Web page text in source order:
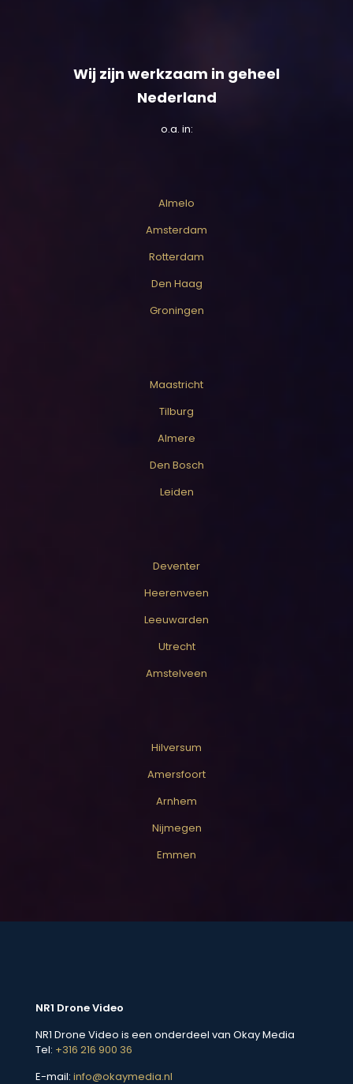
Wij zijn werkzaam in geheel
Nederland
o.a. in:
Almelo
Amsterdam
Rotterdam
Den Haag
Groningen
Maastricht
Tilburg
Almere
Den Bosch
Leiden
Deventer
Heerenveen
Leeuwarden
Utrecht
Amstelveen
Hilversum
Amersfoort
Arnhem
Nijmegen
Emmen
NR1 Drone Video
NR1 Drone Video is een onderdeel van Okay Media
Tel: +316 216 900 36
E-mail: info@okaymedia.nl